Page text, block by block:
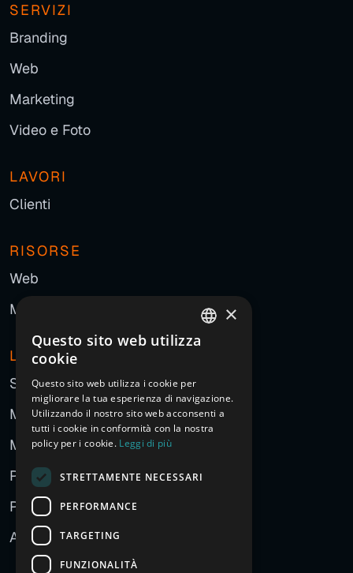
SERVIZI
Branding
Web
Marketing
Video e Foto
LAVORI
Clienti
RISORSE
Web
Marketing
L'AGENZIA
Storia
Manifesto
Metodo
Persone
Partner
Approccio all'AI
ITALIAN
FRENCH
GERMAN
SPANISH
CHINESE (SIMPLIFIED)
×
Questo sito web utilizza
cookie
Questo sito web utilizza i cookie per
migliorare la tua esperienza di navigazione.
Utilizzando il nostro sito web acconsenti a
tutti i cookie in conformità con la nostra
policy per i cookie. Leggi di più
STRETTAMENTE NECESSARI
PERFORMANCE
TARGETING
FUNZIONALITÀ